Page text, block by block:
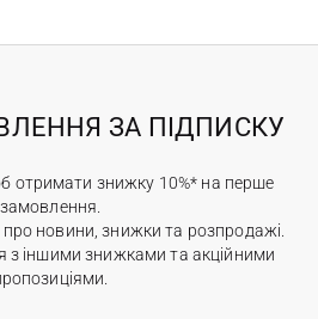
ЗА ПІДПИСКУ
отримати знижку 10%* на перше
замовлення.
новини, знижки та розпродажі.
з іншими знижками та акційними